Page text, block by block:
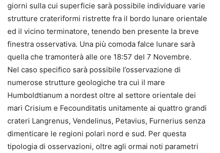
giorni sulla cui superficie sarà possibile individuare varie
strutture crateriformi ristrette fra il bordo lunare orientale
ed il vicino terminatore, tenendo ben presente la breve
finestra osservativa. Una più comoda falce lunare sarà
quella che tramonterà alle ore 18:57 del 7 Novembre.
Nel caso specifico sarà possibile l’osservazione di
numerose strutture geologiche tra cui il mare
Humboldtianum a nordest oltre al settore orientale dei
mari Crisium e Fecounditatis unitamente ai quattro grandi
crateri Langrenus, Vendelinus, Petavius, Furnerius senza
dimenticare le regioni polari nord e sud. Per questa
tipologia di osservazioni, oltre agli ormai noti parametri